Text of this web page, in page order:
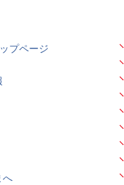
プページ
へ